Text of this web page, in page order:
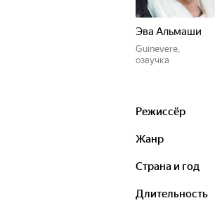
Эва Альмаши
Guinevere,
озвучка
Режиссёр
Жанр
Страна и год
Длительность